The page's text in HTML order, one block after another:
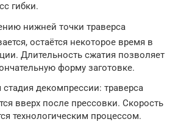
гибки.
нижней точки траверса
остаётся некоторое время в
Длительность сжатия позволяет
форму заготовке.
стадия декомпрессии: траверса
вверх после прессовки. Скорость
технологическим процессом.